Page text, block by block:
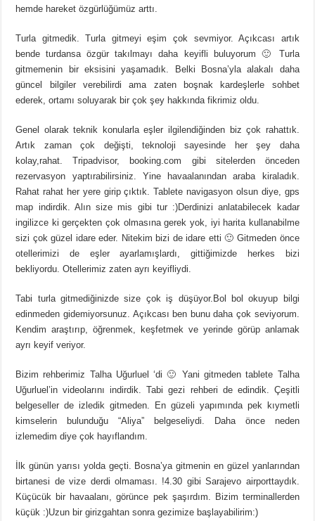
hemde hareket özgürlüğümüz arttı.
Turla gitmedik. Turla gitmeyi eşim çok sevmiyor. Açıkcası artık
bende turdansa özgür takılmayı daha keyifli buluyorum 🙂 Turla
gitmemenin bir eksisini yaşamadık. Belki Bosna’yla alakalı daha
güncel bilgiler verebilirdi ama zaten boşnak kardeşlerle sohbet
ederek, ortamı soluyarak bir çok şey hakkında fikrimiz oldu.
Genel olarak teknik konularla eşler ilgilendiğinden biz çok rahattık.
Artık zaman çok değişti, teknoloji sayesinde her şey daha
kolay,rahat. Tripadvisor, booking.com gibi sitelerden önceden
rezervasyon yaptırabilirsiniz. Yine havaalanından araba kiraladık.
Rahat rahat her yere girip çıktık. Tablete navigasyon olsun diye, gps
map indirdik. Alın size mis gibi tur :)Derdinizi anlatabilecek kadar
ingilizce ki gerçekten çok olmasına gerek yok, iyi harita kullanabilme
sizi çok güzel idare eder. Nitekim bizi de idare etti 🙂 Gitmeden önce
otellerimizi de eşler ayarlamışlardı, gittiğimizde herkes bizi
bekliyordu. Otellerimiz zaten ayrı keyifliydi.
Tabi turla gitmediğinizde size çok iş düşüyor.Bol bol okuyup bilgi
edinmeden gidemiyorsunuz. Açıkcası ben bunu daha çok seviyorum.
Kendim araştırıp, öğrenmek, keşfetmek ve yerinde görüp anlamak
ayrı keyif veriyor.
Bizim rehberimiz Talha Uğurluel ‘di 🙂 Yani gitmeden tablete Talha
Uğurluel’in videolarını indirdik. Tabi gezi rehberi de edindik. Çeşitli
belgeseller de izledik gitmeden. En güzeli yapımında pek kıymetli
kimselerin bulunduğu “Aliya” belgeseliydi. Daha önce neden
izlemedim diye çok hayıflandım.
İlk günün yarısı yolda geçti. Bosna’ya gitmenin en güzel yanlarından
birtanesi de vize derdi olmaması. !4.30 gibi Sarajevo airporttaydık.
Küçücük bir havaalanı, görünce pek şaşırdım. Bizim terminallerden
küçük :)Uzun bir girizgahtan sonra gezimize başlayabilirim:)